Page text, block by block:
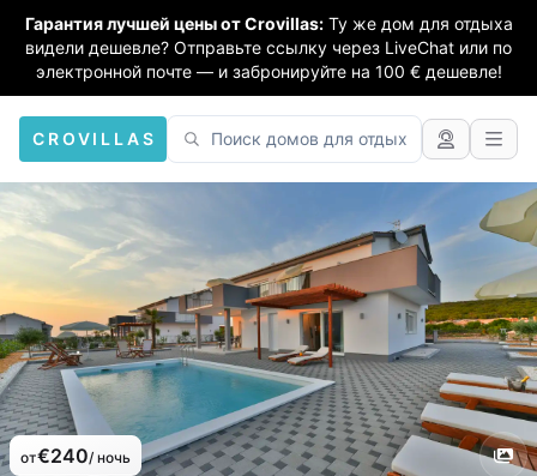
Гарантия лучшей цены от Crovillas: Ту же дом для отдыха
видели дешевле? Отправьте ссылку через LiveChat или по
электронной почте — и забронируйте на 100 € дешевле!
CROVILLAS
от€240/ ночь